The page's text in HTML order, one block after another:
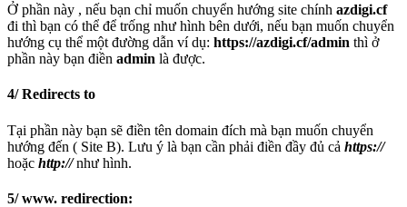
Ở phần này , nếu bạn chỉ muốn chuyển hướng site chính azdigi.cf
đi thì bạn có thể để trống như hình bên dưới, nếu bạn muốn chuyển
hướng cụ thể một đường dẫn ví dụ: https://azdigi.cf/admin thì ở
phần này bạn điền admin là được.
4/ Redirects to
Tại phần này bạn sẽ điền tên domain đích mà bạn muốn chuyển
hướng đến ( Site B). Lưu ý là bạn cần phải điền đầy đủ cả https://
hoặc http://như hình.
5/ www. redirection: